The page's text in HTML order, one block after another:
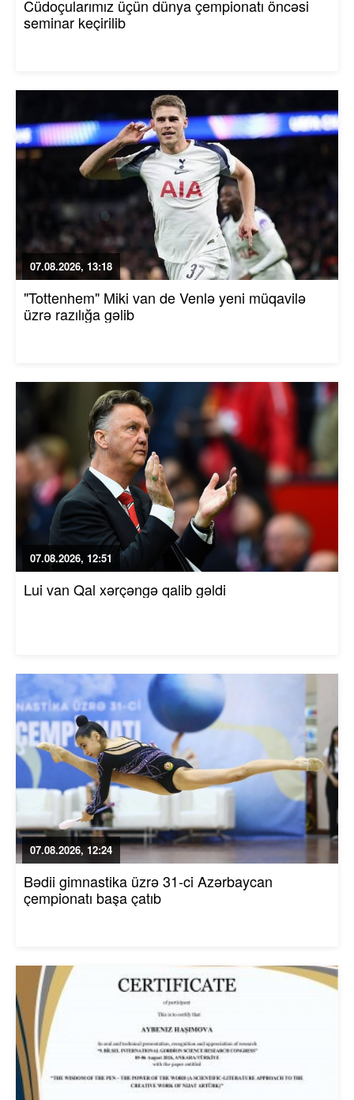
Cüdoçularımız üçün dünya çempionatı öncəsi
seminar keçirilib
07.08.2026, 13:18
"Tottenhem" Miki van de Venlə yeni müqavilə
üzrə razılığa gəlib
07.08.2026, 12:51
Lui van Qal xərçəngə qalib gəldi
07.08.2026, 12:24
Bədii gimnastika üzrə 31-ci Azərbaycan
çempionatı başa çatıb